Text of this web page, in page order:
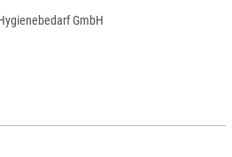
GmbH